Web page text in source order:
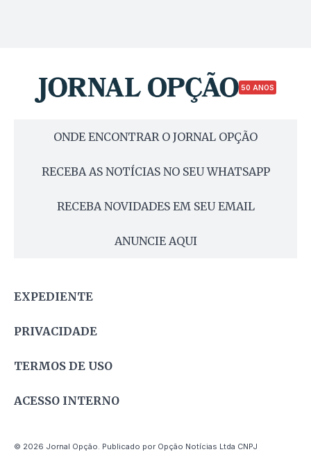
50 ANOS
ONDE ENCONTRAR O JORNAL OPÇÃO
RECEBA AS NOTÍCIAS NO SEU WHATSAPP
RECEBA NOVIDADES EM SEU EMAIL
ANUNCIE AQUI
EXPEDIENTE
PRIVACIDADE
TERMOS DE USO
ACESSO INTERNO
© 2026 Jornal Opção. Publicado por Opção Notícias Ltda CNPJ